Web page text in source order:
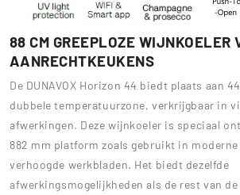
88 CM GREEPLOZE WIJNKOELER
AANRECHTKEUKENS
De DUNAVOX Horizon 44 biedt plaats aan
dubbele temperatuurzone, verkrijgbaar in
afwerkingen. Deze wijnkoeler is speciaal
882 mm platform zoals gebruikt in
verhoogde werkbladen. Het biedt dezelfde
afwerkingsmogelijkheden als de rest van